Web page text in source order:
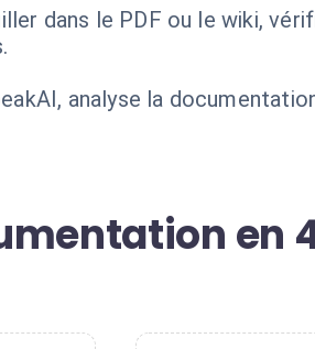
dans le PDF ou le wiki,
analyse la
en